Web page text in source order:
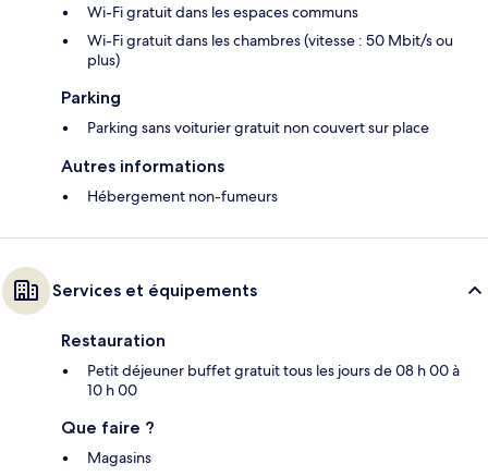
Wi-Fi gratuit dans les espaces communs
Wi-Fi gratuit dans les chambres (vitesse : 50 Mbit/s ou
plus)
Parking
Parking sans voiturier gratuit non couvert sur place
Autres informations
Hébergement non-fumeurs
Services et équipements
Restauration
Petit déjeuner buffet gratuit tous les jours de 08 h 00 à
10 h 00
Que faire ?
Magasins